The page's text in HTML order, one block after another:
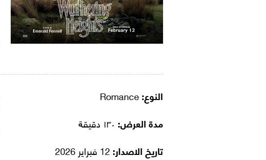
النوع:
مدة العرض:
تاريخ الاصدار: